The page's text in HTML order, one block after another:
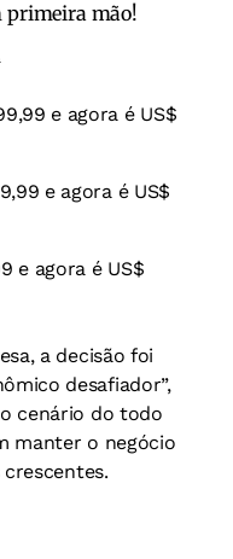
primeira mão!
e agora é US$
e agora é US$
e agora é US$
a decisão foi
desafiador”,
cenário do todo
manter o negócio